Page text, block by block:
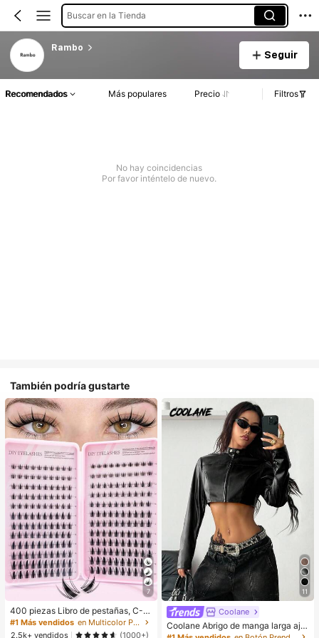
Buscar en la Tienda
Rambo
Seguir
Recomendados Más populares Precio Filtros
No hay coincidencias
Por favor inténtelo de nuevo.
También podría gustarte
7
400 piezas Libro de pestañas, C-C
urling, Nuevas pestañas postizas DI
Y, Esponjosas y suaves, Pestañas p
#1 Más vendidos
en Multicolor Pestañas individuales
2.5k+ vendidos
(1000+)
11
Coolane
Coolane Abrigo de manga larga aju
stado y corto con cremallera, de cu